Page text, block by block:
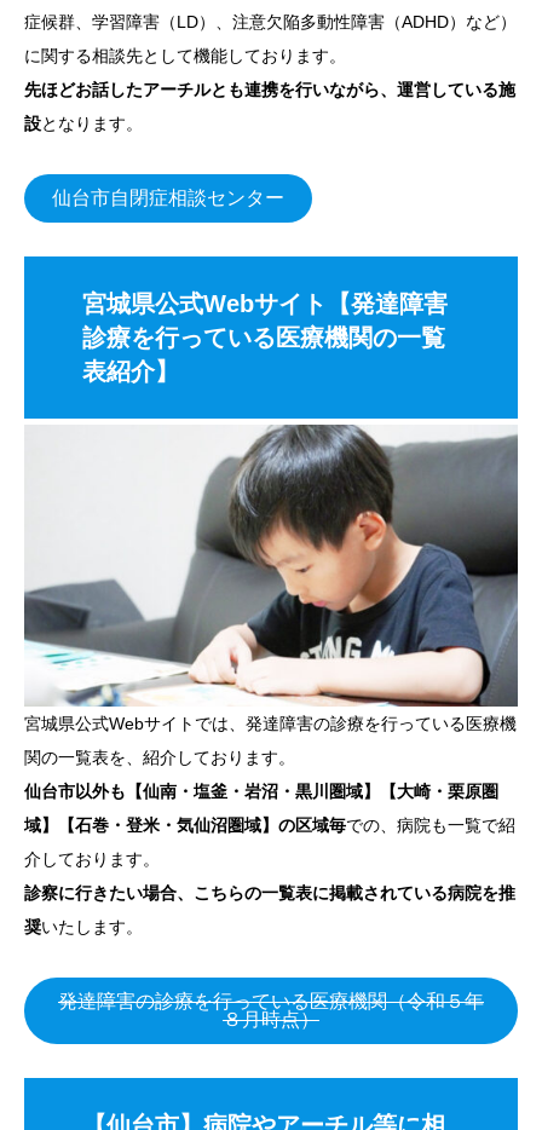
症候群、学習障害（LD）、注意欠陥多動性障害（ADHD）など）
に関する相談先として機能しております。
先ほどお話したアーチルとも連携を行いながら、運営している施
設となります。
仙台市自閉症相談センター
宮城県公式Webサイト【発達障害
診療を行っている医療機関の一覧
表紹介】
宮城県公式Webサイトでは、発達障害の診療を行っている医療機
関の一覧表を、紹介しております。
仙台市以外も【仙南・塩釜・岩沼・黒川圏域】【大崎・栗原圏
域】【石巻・登米・気仙沼圏域】の区域毎での、病院も一覧で紹
介しております。
診察に行きたい場合、こちらの一覧表に掲載されている病院を推
奨いたします。
発達障害の診療を行っている医療機関（令和５年
８月時点）
【仙台市】病院やアーチル等に相